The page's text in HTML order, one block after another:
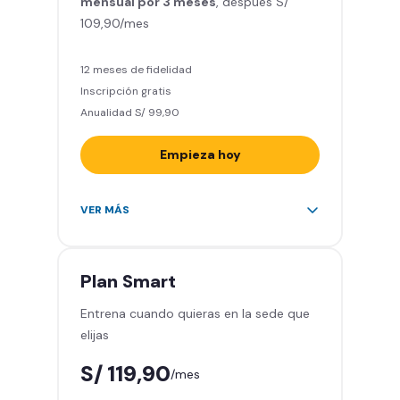
masajes
que quieras
109,90/mes
12 meses de fidelidad
Inscripción gratis
Anualidad S/ 99,90
Empieza hoy
Entrena en todos los gimnasios de
de peso libre e integrado -
Máquinas, pesas, discos y barras
Clases grupales con profesores -
Smart Fit App - Tu plan de
VER MÁS
Plan Smart
Entrena cuando quieras en la sede que
elijas
S/ 119,90/mes